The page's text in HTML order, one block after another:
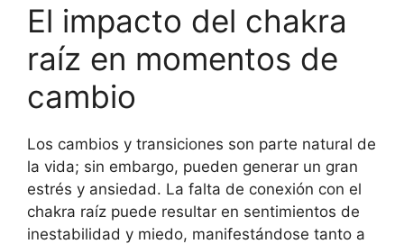
El impacto del chakra
raíz en momentos de
cambio
Los cambios y transiciones son parte natural de
la vida; sin embargo, pueden generar un gran
estrés y ansiedad. La falta de conexión con el
chakra raíz puede resultar en sentimientos de
inestabilidad y miedo, manifestándose tanto a